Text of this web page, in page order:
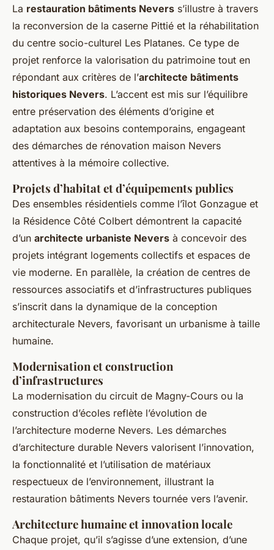
La restauration bâtiments Nevers s’illustre à travers
la reconversion de la caserne Pittié et la réhabilitation
du centre socio-culturel Les Platanes. Ce type de
projet renforce la valorisation du patrimoine tout en
répondant aux critères de l’architecte bâtiments
historiques Nevers. L’accent est mis sur l’équilibre
entre préservation des éléments d’origine et
adaptation aux besoins contemporains, engageant
des démarches de rénovation maison Nevers
attentives à la mémoire collective.
Projets d’habitat et d’équipements publics
Des ensembles résidentiels comme l’îlot Gonzague et
la Résidence Côté Colbert démontrent la capacité
d’un architecte urbaniste Nevers à concevoir des
projets intégrant logements collectifs et espaces de
vie moderne. En parallèle, la création de centres de
ressources associatifs et d’infrastructures publiques
s’inscrit dans la dynamique de la conception
architecturale Nevers, favorisant un urbanisme à taille
humaine.
Modernisation et construction
d’infrastructures
La modernisation du circuit de Magny-Cours ou la
construction d’écoles reflète l’évolution de
l’architecture moderne Nevers. Les démarches
d’architecture durable Nevers valorisent l’innovation,
la fonctionnalité et l’utilisation de matériaux
respectueux de l’environnement, illustrant la
restauration bâtiments Nevers tournée vers l’avenir.
Architecture humaine et innovation locale
Chaque projet, qu’il s’agisse d’une extension, d’une